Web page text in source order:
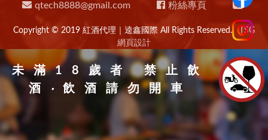
qtech8888@gmail.com 粉絲專頁
Copyright © 2019 紅酒代理｜逵鑫國際 All Rights Reserved.TSG
網頁設計
未滿18歲者 禁止飲
酒
‧ 飲酒請勿開車